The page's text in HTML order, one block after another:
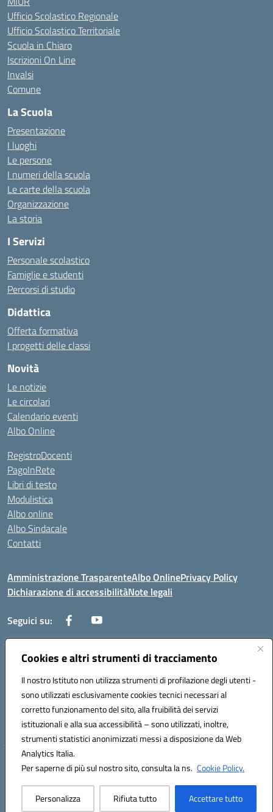
Cookies e altri strumenti di tracciamento
Il nostro Istituto non utilizza strumenti di profilazione degli utenti -
sono utilizzati esclusivamente cookies tecnici necessari al
corretto funzionamento del sito, alla fruibilità dei servizi
istituzionali e alla sua accessibilità – sono utilizzati, inoltre,
strumenti statistici anonimizzati messi a disposizione da Web
Analytics Italia.
Per saperne di più sul nostro sito, consulta la ns. Cookie Policy.
Personalizza Rifiuta tutto Accettare tutto
Ufficio Scolastico Regionale
Ufficio Scolastico Territoriale
Scuola in Chiaro
Iscrizioni On Line
Invalsi
Comune
La Scuola
Presentazione
I luoghi
Le persone
I numeri della scuola
Le carte della scuola
Organizzazione
La storia
I Servizi
Personale scolastico
Famiglie e studenti
Percorsi di studio
Didattica
Offerta formativa
I progetti delle classi
Novità
Le notizie
Le circolari
Calendario eventi
Albo Online
RegistroDocenti
PagoInRete
Libri di testo
Modulistica
Albo online
Albo Sindacale
Contatti
Amministrazione TrasparenteAlbo OnlinePrivacy Policy
Dichiarazione di accessibilitàNote legali
Seguici su:
Via Negroni - 87100 Cosenza
Telefono e Fax: 098433104
Mail: csic898008@istruzione.it - PEC: csic898008@pec.istruzione.it
Codice univoco ufficio: UFUEI1
Codice meccanografico: CSIC898008
Codice fiscale: 98094050782
Hosting & Powered by 3D Solution S.r.l.
Concept & Design by Designers Italia